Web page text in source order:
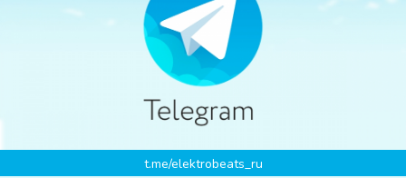
t.me/elektrobeats_ru